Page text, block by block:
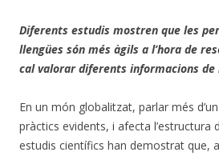
Diferents estudis mostren que les
llengües són més àgils a l’hora de
cal valorar diferents informacions
En un món globalitzat, parlar més
pràctics evidents, i afecta l’estructura
estudis científics han demostrat que,